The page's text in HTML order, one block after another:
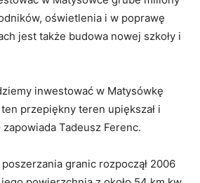
oświetlenia i w poprawę
jest także budowa nowej szkoły i
inwestować w Matysówkę
przepiękny teren upiększał i
zapowiada Tadeusz Ferenc.
granic rozpoczął 2006